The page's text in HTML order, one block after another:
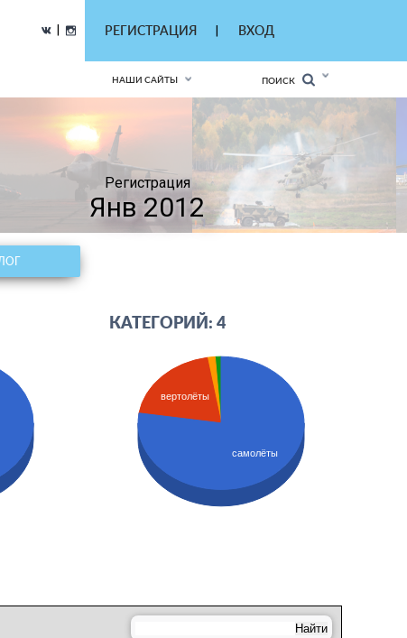
РЕГИСТРАЦИЯ ВХОД
НАШИ САЙТЫ ПОИСК
Регистрация
Янв 2012
КАТЕГОРИЙ: 4
вертолёты
самолёты